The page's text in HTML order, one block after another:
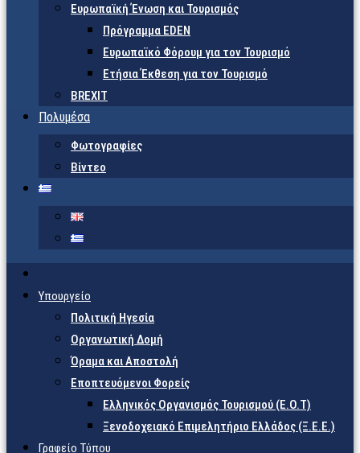
Ευρωπαϊκή Ένωση και Τουρισμός
Πρόγραμμα EDEN
Ευρωπαϊκό Φόρουμ για τον Τουρισμό
Ετήσια Έκθεση για τον Τουρισμό
BREXIT
Πολυμέσα
Φωτογραφίες
Βίντεο
Υπουργείο
Πολιτική Ηγεσία
Οργανωτική Δομή
Όραμα και Αποστολή
Εποπτευόμενοι Φορείς
Eλληνικός Οργανισμός Τουρισμού (Ε.Ο.Τ)
Ξενοδοχειακό Επιμελητήριο Ελλάδος (Ξ.Ε.Ε.)
Γραφείο Τύπου